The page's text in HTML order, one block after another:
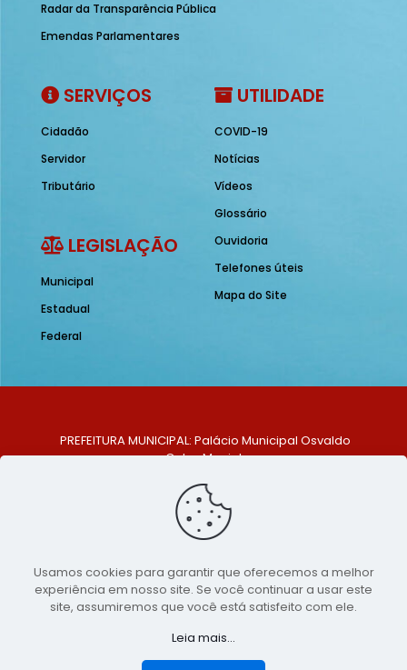
Radar da Transparência Pública
Emendas Parlamentares
SERVIÇOS
Cidadão
Servidor
Tributário
LEGISLAÇÃO
Municipal
Estadual
Federal
UTILIDADE
COVID-19
Notícias
Vídeos
Glossário
Ouvidoria
Telefones úteis
Mapa do Site
PREFEITURA MUNICIPAL: Palácio Municipal Osvaldo
Celso Maciel
Centro, São Bento do Una - PE. CEP: 553370-128
TELEFONE: (81) 99548-1569
E-MAIL: ouvidoria@saobentodouna.pe.gov.br
Copyright 2021-2026 - Assessoria de Comunicação da
Prefeitura de São Bento do Una - PE
publicidadeLumusWeb - Agência Digital
Usamos cookies para garantir que oferecemos a melhor
experiência em nosso site. Se você continuar a usar este
site, assumiremos que você está satisfeito com ele.
Leia mais...